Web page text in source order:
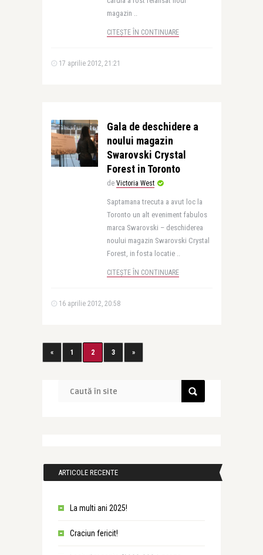
magazin ..
CITEȘTE ÎN CONTINUARE
17 aprilie 2012, 21:21
Gala de deschidere a
noului magazin
Swarovski Crystal
Forest in Toronto
de Victoria West
Saptamana trecuta a avut loc la
Toronto un alt eveniment fabulos
marca Swarovski – deschiderea
noului magazin Swarovski Crystal
Forest, in fosta locatie ..
CITEȘTE ÎN CONTINUARE
16 aprilie 2012, 20:58
« 1 2 3 »
ARTICOLE RECENTE
La multi ani 2025!
Craciun fericit!